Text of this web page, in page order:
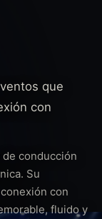
que
con
conducción
Su
con
fluido y